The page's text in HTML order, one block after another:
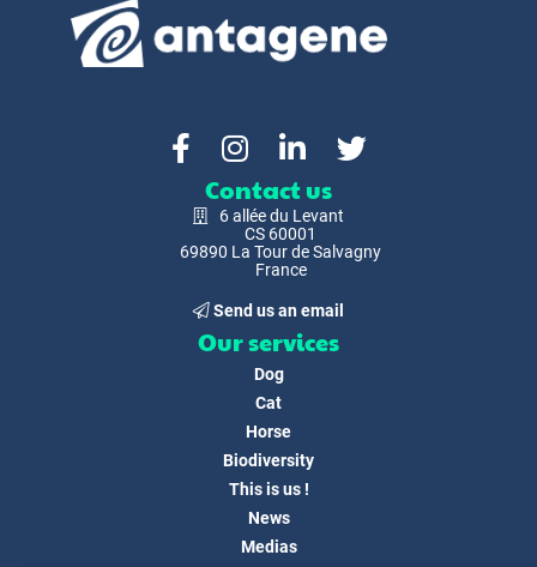
Contact us
6 allée du Levant
CS 60001
69890 La Tour de Salvagny
France
Send us an email
Our services
Dog
Cat
Horse
Biodiversity
This is us !
News
Medias